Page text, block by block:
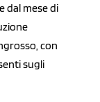
dal mese di
con
sugli